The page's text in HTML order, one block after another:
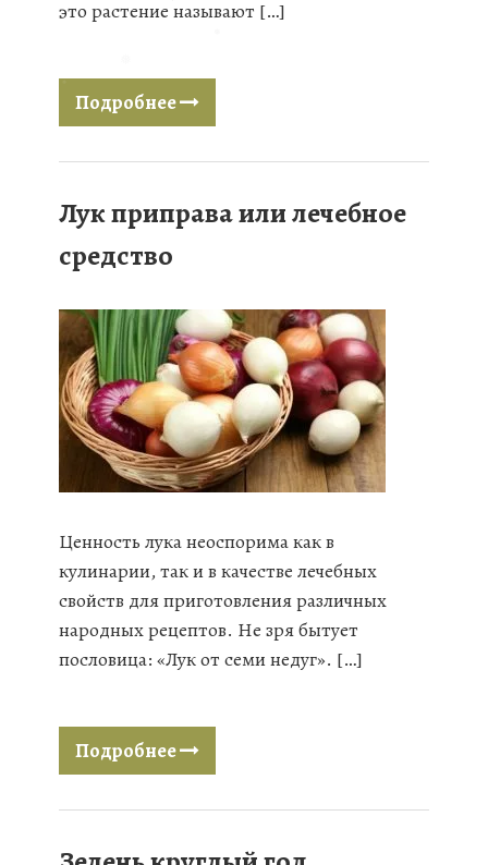
❅
это растение называют […]
Подробнее
Лук приправа или лечебное
средство
Ценность лука неоспорима как в
кулинарии, так и в качестве лечебных
свойств для приготовления различных
народных рецептов. Не зря бытует
пословица: «Лук от семи недуг». […]
Подробнее